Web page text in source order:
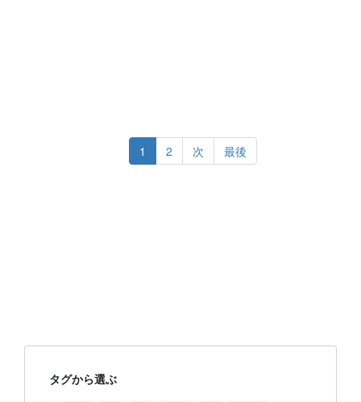
1 2 次 最後
タグから選ぶ